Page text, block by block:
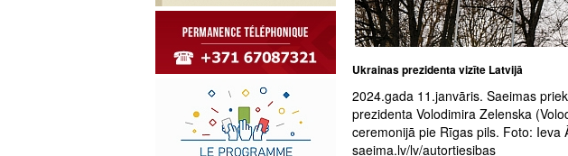
Ukrainas prezidenta vizīte Latvijā
2024.gada 11.janvāris. Saeimas
prezidenta Volodimira Zelenska
ceremonijā pie Rīgas pils. Foto: Ieva
saeima.lv/lv/autortiesibas